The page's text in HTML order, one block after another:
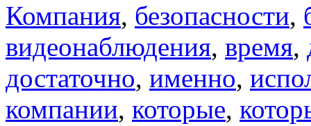
Компания, безопасности,
видеонаблюдения, время,
достаточно, именно,
компании, которые,